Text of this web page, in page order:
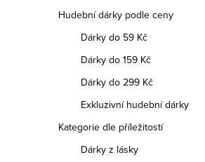
Hudební dárky podle ceny
Dárky do 59 Kč
Dárky do 159 Kč
Dárky do 299 Kč
Exkluzivní hudební dárky
Kategorie dle příležitostí
Dárky z lásky